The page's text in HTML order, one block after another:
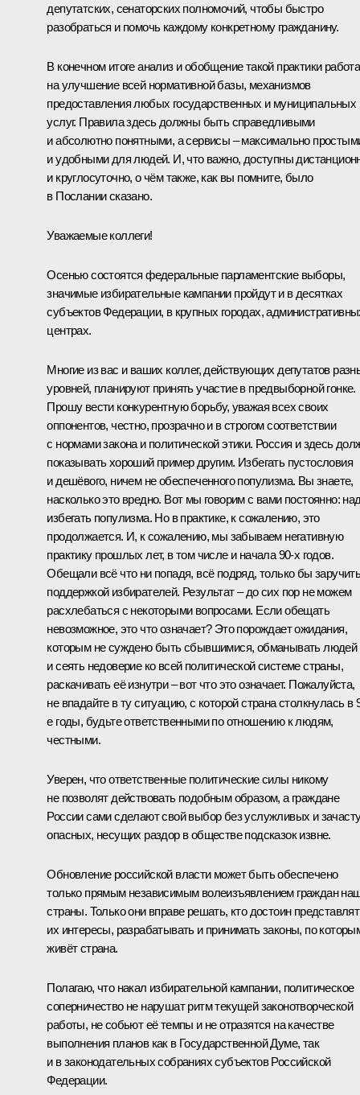
депутатских, сенаторских полномочий, чтобы быстро
разобраться и помочь каждому конкретному гражданину.
В конечном итоге анализ и обобщение такой практики
на улучшение всей нормативной базы, механизмов
предоставления любых государственных и муниципальных
услуг. Правила здесь должны быть справедливыми
и абсолютно понятными, а сервисы – максимально
и удобными для людей. И, что важно, доступны
и круглосуточно, о чём также, как вы помните, было
в Послании сказано.
Уважаемые коллеги!
Осенью состоятся федеральные парламентские выборы,
значимые избирательные кампании пройдут и в десятках
субъектов Федерации, в крупных городах,
центрах.
Многие из вас и ваших коллег, действующих депутатов
уровней, планируют принять участие в предвыборной гонке.
Прошу вести конкурентную борьбу, уважая всех своих
оппонентов, честно, прозрачно и в строгом соответствии
с нормами закона и политической этики. Россия и здесь
показывать хороший пример другим. Избегать пустословия
и дешёвого, ничем не обеспеченного популизма. Вы знаете,
насколько это вредно. Вот мы говорим с вами постоянно:
избегать популизма. Но в практике, к сожалению, это
продолжается. И, к сожалению, мы забываем негативную
практику прошлых лет, в том числе и начала 90-х годов.
Обещали всё что ни попадя, всё подряд, только бы
поддержкой избирателей. Результат – до сих пор не можем
расхлебаться с некоторыми вопросами. Если обещать
невозможное, это что означает? Это порождает ожидания,
которым не суждено быть сбывшимися, обманывать людей
и сеять недоверие ко всей политической системе страны,
раскачивать её изнутри – вот что это означает. Пожалуйста,
не впадайте в ту ситуацию, с которой страна столкнулась в
е годы, будьте ответственными по отношению к людям,
честными.
Уверен, что ответственные политические силы никому
не позволят действовать подобным образом, а граждане
России сами сделают свой выбор без услужливых и
опасных, несущих раздор в обществе подсказок извне.
Обновление российской власти может быть обеспечено
только прямым независимым волеизъявлением граждан
страны. Только они вправе решать, кто достоин
их интересы, разрабатывать и принимать законы, по
живёт страна.
Полагаю, что накал избирательной кампании, политическое
соперничество не нарушат ритм текущей законотворческой
работы, не собьют её темпы и не отразятся на качестве
выполнения планов как в Государственной Думе, так
и в законодательных собраниях субъектов Российской
Федерации.